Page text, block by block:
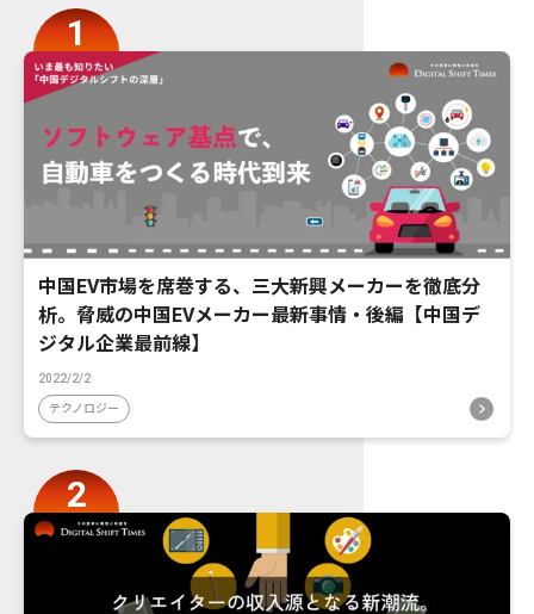
中国EV市場を席巻する、三大新興メーカーを徹底分
析。脅威の中国EVメーカー最新事情・後編【中国デ
ジタル企業最前線】
2022/2/2
テクノロジー